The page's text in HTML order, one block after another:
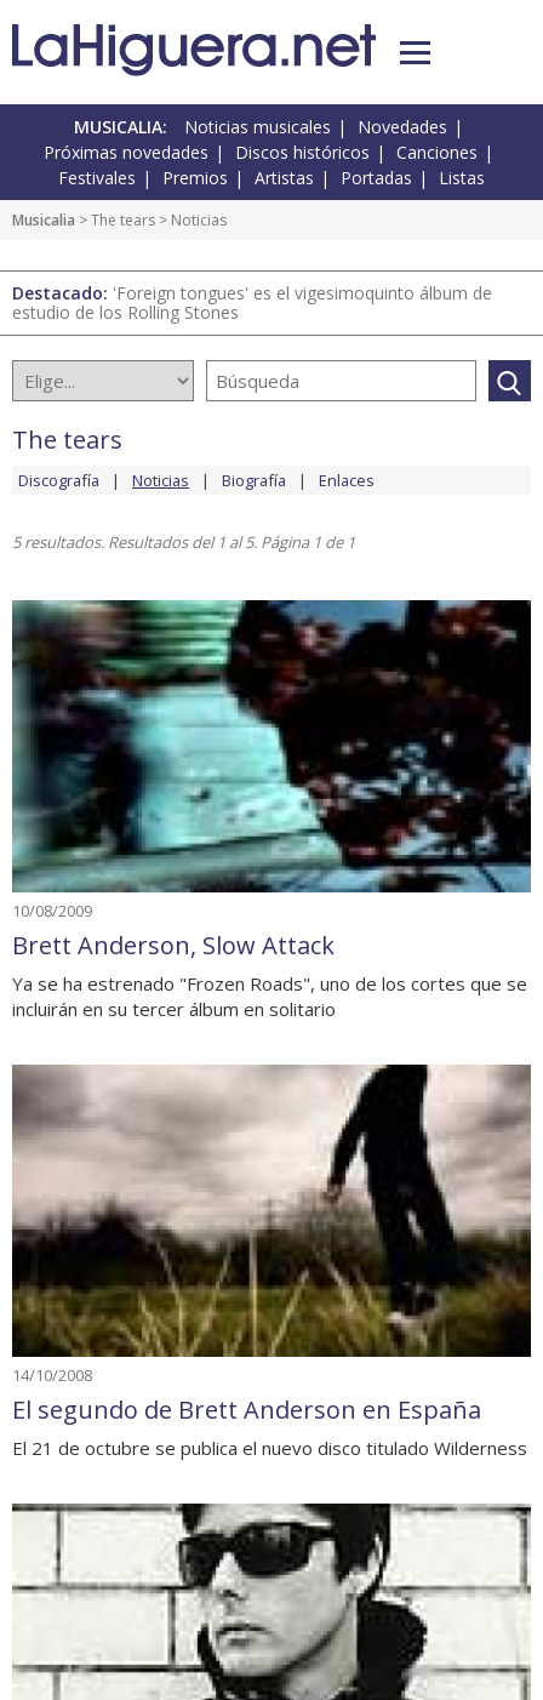
MUSICALIA: Noticias musicales
Novedades
Próximas novedades
Discos históricos
Canciones
Festivales
Premios Artistas Portadas Listas
Musicalia >The tears > Noticias
Destacado: 'Foreign tongues' es el vigesimoquinto álbum de
estudio de los Rolling Stones
The tears
Discografía Noticias Biografía Enlaces
5 resultados. Resultados del 1 al 5. Página 1 de 1
10/08/2009
Brett Anderson, Slow Attack
Ya se ha estrenado "Frozen Roads", uno de los cortes que se
incluirán en su tercer álbum en solitario
14/10/2008
El segundo de Brett Anderson en España
El 21 de octubre se publica el nuevo disco titulado Wilderness